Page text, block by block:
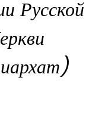
Русской